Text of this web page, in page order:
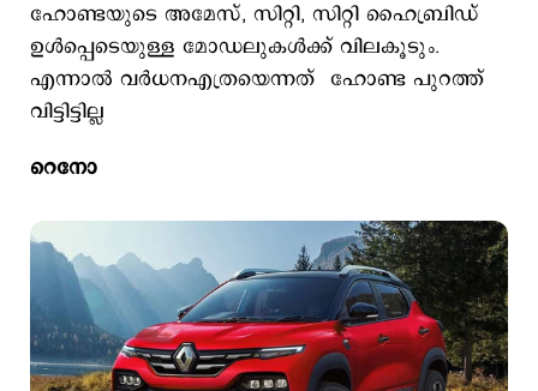
ഹോണ്ടയുടെ അമേസ്, സിറ്റി, സിറ്റി ഹൈബ്രിഡ്
ഉൾപ്പെടെയുള്ള മോഡലുകൾക്ക് വിലകൂടും.
എന്നാല്‍ വര്‍ധനഎത്രയെന്നത് ഹോണ്ട പുറത്ത്
വിട്ടിട്ടില്ല
റെനോ